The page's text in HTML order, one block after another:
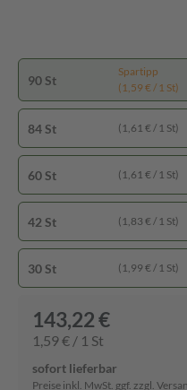
90 St
Spartipp
(1,59 € / 1 St)
84 St (1,61 € / 1 St)
60 St (1,61 € / 1 St)
42 St (1,83 € / 1 St)
30 St (1,99 € / 1 St)
143,22 €
1,59 € / 1 St
sofort lieferbar
Preise inkl. MwSt. ggf. zzgl.